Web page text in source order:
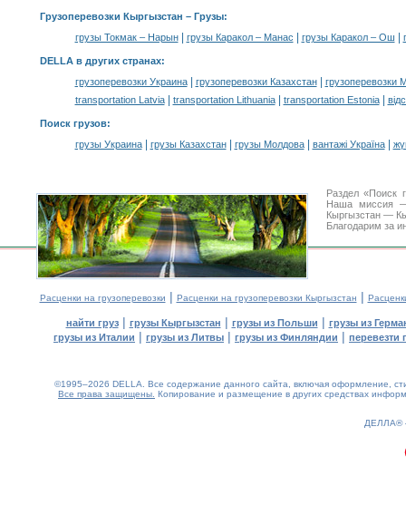
Грузоперевозки Кыргызстан – Грузы:
грузы Токмак – Нарын| грузы Каракол – Манас грузы Каракол – Ош
DELLA в других странах:
грузоперевозки Украина| грузоперевозки Казахстан|
грузоперевозки
transportation Latvia| transportation Lithuania| transportation Estonia|
Поиск грузов:
грузы Украина| грузы Казахстан| грузы Молдова| вантажі Україна|
Раздел «Поиск
Наша миссия —
Кыргызстан —
Благодарим за
Расценки на грузоперевозки | Расценки на грузоперевозки Кыргызстан |
найти груз| грузы Кыргызстан | грузы из Польши | грузы из
грузы из Италии | грузы из Литвы | грузы из Финляндии | перевезти
©1995–2026 DELLA. Все содержание данного сайта, включая оформление,
Все права защищены. Копирование и размещение в других средствах